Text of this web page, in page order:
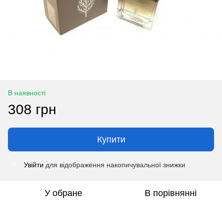
В наявності
308 грн
Купити
Увійти для відображення накопичувальної знижки
У обране В порівнянні